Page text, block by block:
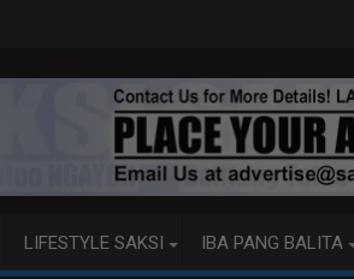
LIFESTYLE SAKSI IBA PANG BALITA